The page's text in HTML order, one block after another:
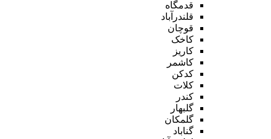
قدمگاه
قلندرآباد
قوچان
کاخک
کاریز
کاشمر
کدکن
کلات
کندر
گلبهار
گلمکان
گناباد